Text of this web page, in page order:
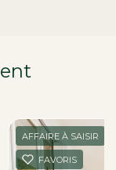
AFFAIRE À SAISIR
FAVORIS